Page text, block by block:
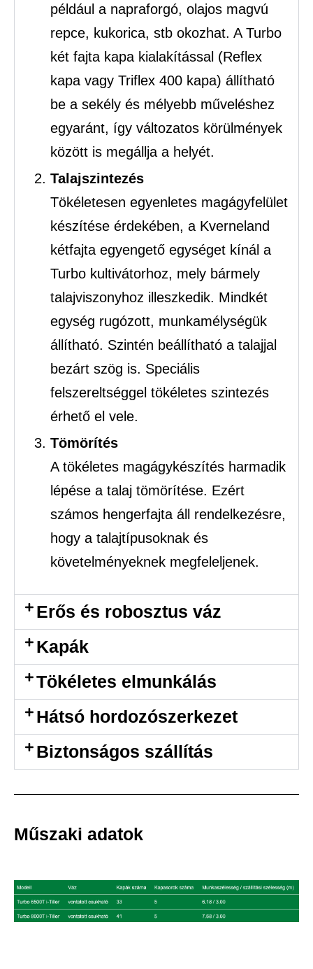
például a napraforgó, olajos magvú
repce, kukorica, stb okozhat. A Turbo
két fajta kapa kialakítással (Reflex
kapa vagy Triflex 400 kapa) állítható
be a sekély és mélyebb műveléshez
egyaránt, így változatos körülmények
között is megállja a helyét.
Talajszintezés
Tökéletesen egyenletes magágyfelület
készítése érdekében, a Kverneland
kétfajta egyengető egységet kínál a
Turbo kultivátorhoz, mely bármely
talajviszonyhoz illeszkedik. Mindkét
egység rugózott, munkamélységük
állítható. Szintén beállítható a talajjal
bezárt szög is. Speciális
felszereltséggel tökéletes szintezés
érhető el vele.
Tömörítés
A tökéletes magágykészítés harmadik
lépése a talaj tömörítése. Ezért
számos hengerfajta áll rendelkezésre,
hogy a talajtípusoknak és
követelményeknek megfeleljenek.
Erős és robosztus váz
Kapák
Tökéletes elmunkálás
Hátsó hordozószerkezet
Biztonságos szállítás
Műszaki adatok